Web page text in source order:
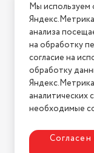
Особенности
приготовления
Назначение посуды
Количество
Назначение подарка
Нашли
2026 ©
Мы используем
анализа
на обработку
согласие на
обработку
аналитических
необходимые